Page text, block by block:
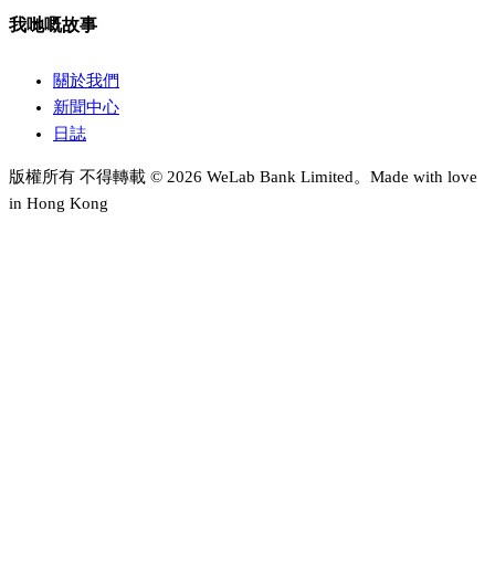
我哋嘅故事
關於我們
新聞中心
日誌
版權所有 不得轉載 © 2026 WeLab Bank Limited。Made with love
in Hong Kong